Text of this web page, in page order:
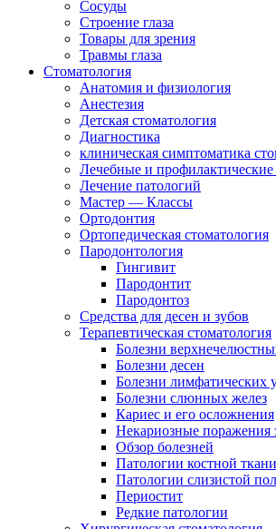
Сосуды
Строение глаза
Товары для зрения
Травмы глаза
Стоматология
Анатомия и физиология
Анестезия
Детская стоматология
Диагностика
клиническая симптоматика
Лечебные и
Лечение патологий
Мастер — Классы
Ортодонтия
Ортопедическая стоматология
Пародонтология
Гингивит
Пародонтит
Пародонтоз
Средства для десен и зубов
Терапевтическая стоматология
Болезни
Болезни десен
Болезни лимфатических
Болезни слюнных желез
Кариес и его осложнения
Некариозные поражения
Обзор болезней
Патологии костной ткани
Патологии слизистой
Периостит
Редкие патологии